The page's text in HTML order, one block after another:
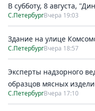
В субботу, 8 августа,
С.ПетербургВчера 19:03
Здание на улице
С.ПетербургВчера 18:57
Эксперты надзорного
образцов мясных
С.ПетербургВчера 17:10